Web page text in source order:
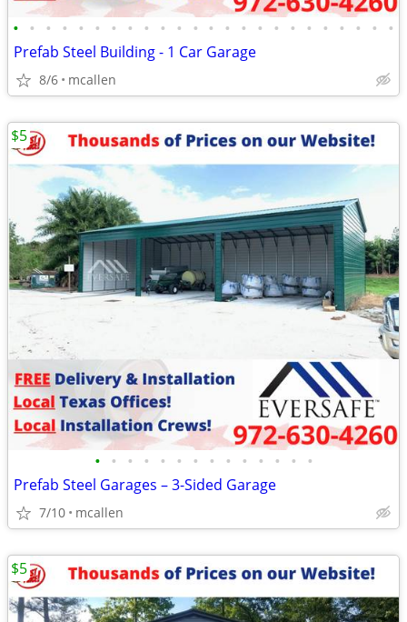
• • • • • • • • • • • • • • • • • • • • • • • •
Prefab Steel Building - 1 Car Garage
8/6 mcallen
• • • • • • • • • • • • • •
Prefab Steel Garages – 3-Sided Garage
7/10 mcallen
$5
$5